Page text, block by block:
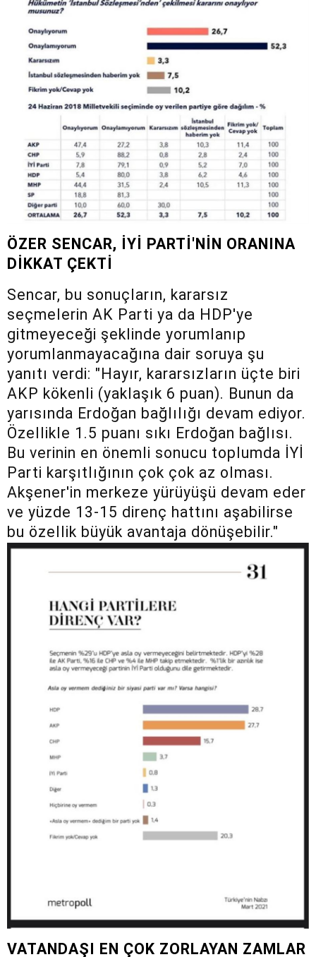
ÖZER SENCAR, İYİ PARTİ'NİN ORANINA
DİKKAT ÇEKTİ
Sencar, bu sonuçların, kararsız
seçmelerin AK Parti ya da HDP'ye
gitmeyeceği şeklinde yorumlanıp
yorumlanmayacağına dair soruya şu
yanıtı verdi: "Hayır, kararsızların üçte biri
AKP kökenli (yaklaşık 6 puan). Bunun da
yarısında Erdoğan bağlılığı devam ediyor.
Özellikle 1.5 puanı sıkı Erdoğan bağlısı.
Bu verinin en önemli sonucu toplumda İYİ
Parti karşıtlığının çok çok az olması.
Akşener'in merkeze yürüyüşü devam eder
ve yüzde 13-15 direnç hattını aşabilirse
bu özellik büyük avantaja dönüşebilir."
VATANDAŞI EN ÇOK ZORLAYAN ZAMLAR